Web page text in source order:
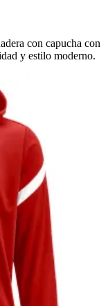
con capucha con
y estilo moderno.